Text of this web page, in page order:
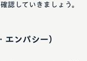
認していきましょう。
エンパシー）